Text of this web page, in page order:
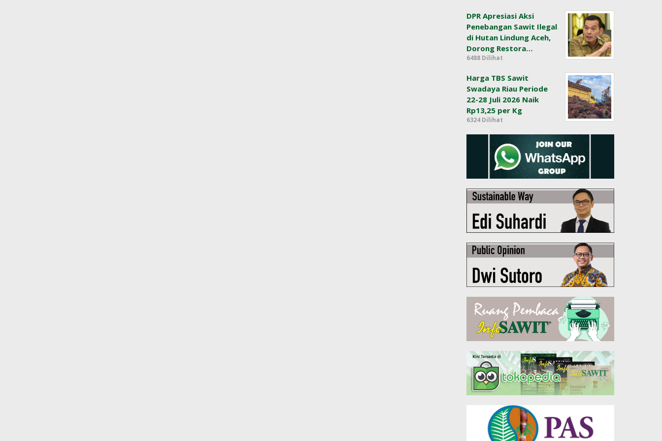
DPR Apresiasi Aksi
Penebangan Sawit Ilegal
di Hutan Lindung Aceh,
Dorong Restora…
6488 Dilihat
Harga TBS Sawit
Swadaya Riau Periode
22-28 Juli 2026 Naik
Rp13,25 per Kg
6324 Dilihat